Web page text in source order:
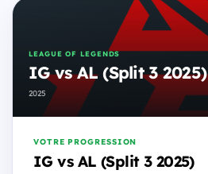
LEAGUE OF LEGENDS
IG vs AL (Split 3 2025)
2025
VOTRE PROGRESSION
IG vs AL (Split 3 2025)